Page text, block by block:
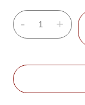
- +